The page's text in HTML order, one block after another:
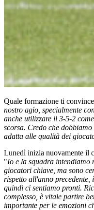
Quale formazione ti
nostro agio, specialmente
anche utilizzare il 3-5-2
scorsa. Credo che
adatta alle qualità dei
Lunedì inizia nuovamente il
"Io e la squadra
giocatori chiave, ma sono
rispetto all'anno precedente,
quindi ci sentiamo pronti.
complesso, è vitale partire
importante per le emozioni